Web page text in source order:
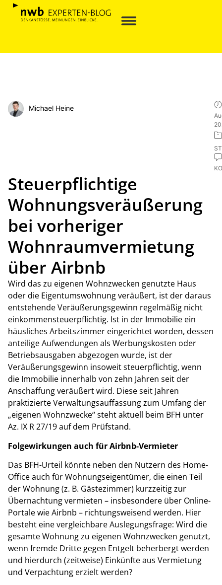
Michael Heine
Steuerpflichtige
Wohnungsveräußerung
bei vorheriger
Wohnraumvermietung
über Airbnb
Wird das zu eigenen Wohnzwecken genutzte Haus
oder die Eigentumswohnung veräußert, ist der daraus
entstehende Veräußerungsgewinn regelmäßig nicht
einkommensteuerpflichtig. Ist in der Immobilie ein
häusliches Arbeitszimmer eingerichtet worden, dessen
anteilige Aufwendungen als Werbungskosten oder
Betriebsausgaben abgezogen wurde, ist der
Veräußerungsgewinn insoweit steuerpflichtig, wenn
die Immobilie innerhalb von zehn Jahren seit der
Anschaffung veräußert wird. Diese seit Jahren
praktizierte Verwaltungsauffassung zum Umfang der
„eigenen Wohnzwecke“ steht aktuell beim BFH unter
Az. IX R 27/19 auf dem Prüfstand.
Folgewirkungen auch für Airbnb-Vermieter
Das BFH-Urteil könnte neben den Nutzern des Home-
Office auch für Wohnungseigentümer, die einen Teil
der Wohnung (z. B. Gästezimmer) kurzzeitig zur
Übernachtung vermieten – insbesondere über Online-
Portale wie Airbnb – richtungsweisend werden. Hier
besteht eine vergleichbare Auslegungsfrage: Wird die
gesamte Wohnung zu eigenen Wohnzwecken genutzt,
wenn fremde Dritte gegen Entgelt beherbergt werden
und hierdurch (zeitweise) Einkünfte aus Vermietung
und Verpachtung erzielt werden?